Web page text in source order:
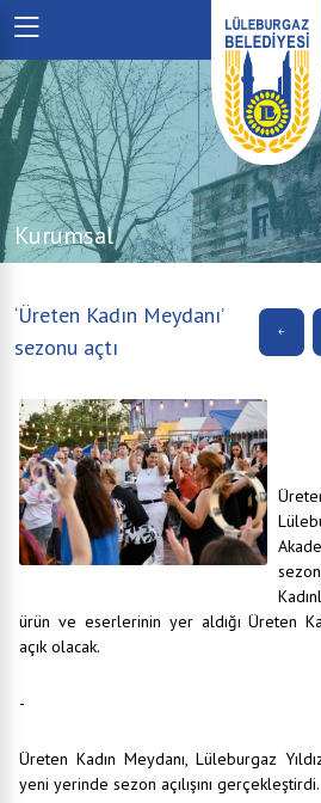
Kurumsal
‘Üreten Kadın Meydanı’
sezonu açtı
ürün ve eserlerinin yer aldığı Üreten
açık olacak.
-
Üreten Kadın Meydanı, Lüleburgaz
yeni yerinde sezon açılışını gerçekleştirdi.